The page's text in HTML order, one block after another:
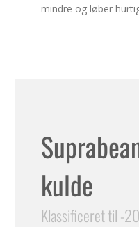
mindre og løber
kulde
Klassificeret til -